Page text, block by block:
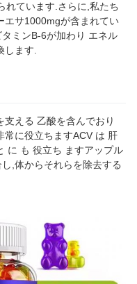
れています.さらに,私たち
エサ1000mgが含まれてい
ミンB-6が加わり エネル
ます.
支える 乙酸を含んでおり
常に役立ちますACV は 肝
に も 役立ち ますアップル
,体からそれらを除去する